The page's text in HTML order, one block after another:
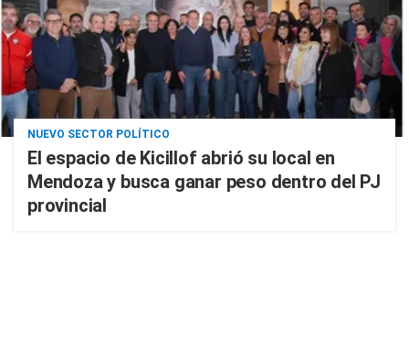
NUEVO SECTOR POLÍTICO
El espacio de Kicillof abrió su local en
Mendoza y busca ganar peso dentro del PJ
provincial